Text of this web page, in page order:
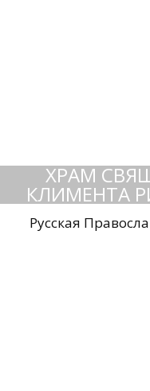
ХРАМ
КЛИМЕНТА
Русская